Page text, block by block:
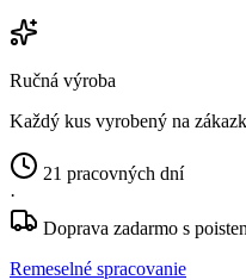
Ručná výroba
Každý kus vyrobený na
21 pracovných dní
·
Doprava zadarmo s
Remeselné spracovanie